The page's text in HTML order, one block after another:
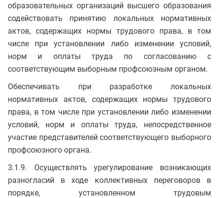
образовательных организаций высшего образования
содействовать принятию локальных нормативных
актов, содержащих нормы трудового права, в том
числе при установлении либо изменении условий,
норм и оплаты труда по согласованию с
соответствующим выборным профсоюзным органом.
Обеспечивать при разработке локальных
нормативных актов, содержащих нормы трудового
права, в том числе при установлении либо изменении
условий, норм и оплаты труда, непосредственное
участие представителей соответствующего выборного
профсоюзного органа.
3.1.9. Осуществлять урегулирование возникающих
разногласий в ходе коллективных переговоров в
порядке, установленном трудовым